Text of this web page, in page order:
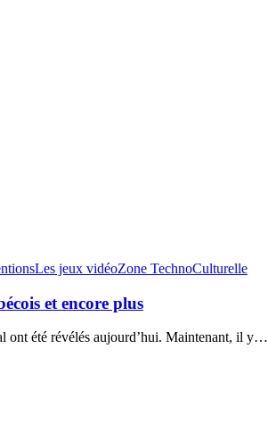
Les jeux vidéoZone TechnoCulturelle
et encore plus
ont été révélés aujourd’hui. Maintenant, il y…